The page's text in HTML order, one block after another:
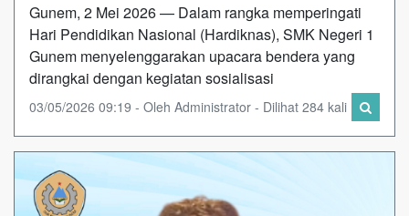
Gunem, 2 Mei 2026 — Dalam rangka memperingati
Hari Pendidikan Nasional (Hardiknas), SMK Negeri 1
Gunem menyelenggarakan upacara bendera yang
dirangkai dengan kegiatan sosialisasi
03/05/2026 09:19 - Oleh Administrator - Dilihat 284 kali